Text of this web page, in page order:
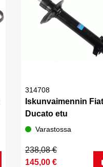
314708
Iskunvaimennin Fiat
Ducato etu
Varastossa
238,08€
Alkuperäinen
hinta
145,00 €
Nykyinen
hinta